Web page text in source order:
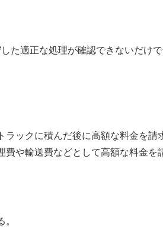
た適正な処理が確認できないだけ
ックに積んだ後に高額な料金を請
や輸送費などとして高額な料金を